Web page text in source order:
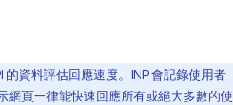
資料評估回應速度。INP 會記錄使用者
網頁一律能快速回應所有或絕大多數的使